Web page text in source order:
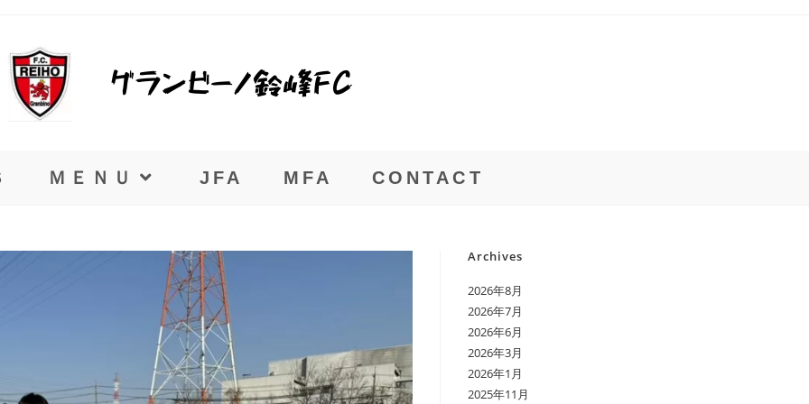
ＭＥＮＵ JFA MFA CONTACT
Archives
2026年8月
2026年7月
2026年6月
2026年3月
2026年1月
2025年11月